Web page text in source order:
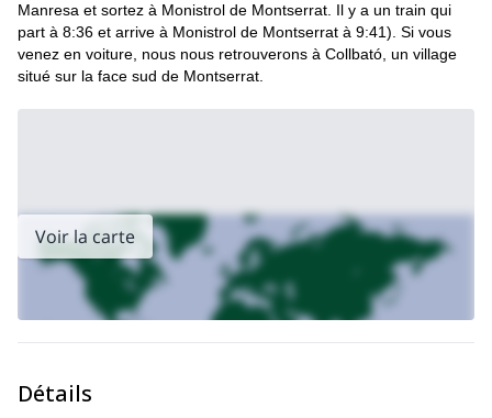
Manresa et sortez à Monistrol de Montserrat. Il y a un train qui
part à 8:36 et arrive à Monistrol de Montserrat à 9:41). Si vous
venez en voiture, nous nous retrouverons à Collbató, un village
situé sur la face sud de Montserrat.
Voir la carte
Détails